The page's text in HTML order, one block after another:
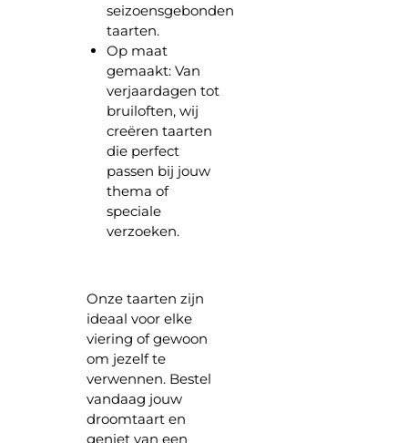
seizoensgebonden
taarten.
Op maat
gemaakt: Van
verjaardagen tot
bruiloften, wij
creëren taarten
die perfect
passen bij jouw
thema of
speciale
verzoeken.
Onze taarten zijn
ideaal voor elke
viering of gewoon
om jezelf te
verwennen. Bestel
vandaag jouw
droomtaart en
geniet van een